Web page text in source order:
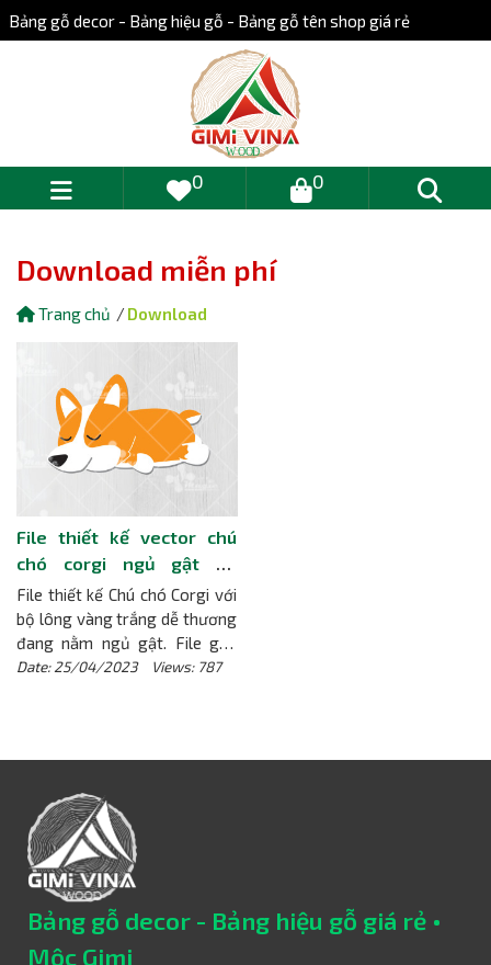
Download miễn phí
Trang chủ Download
File thiết kế vector chú
chó corgi ngủ gật dễ
thương
File thiết kế Chú chó Corgi với
bộ lông vàng trắng dễ thương
đang nằm ngủ gật. File gốc
dạng vector cho bạn tùy biến,
Date: 25/04/2023 Views: 787
Bảng gỗ decor - Bảng hiệu gỗ - Bảng gỗ tên shop giá rẻ
0 0
Bảng gỗ decor - Bảng hiệu gỗ giá rẻ •
Mộc Gimi